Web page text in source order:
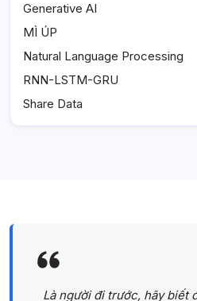
Generative AI
MÌ ÚP
Natural Language Processing
RNN-LSTM-GRU
Share Data
Là người đi trước, hãy biết